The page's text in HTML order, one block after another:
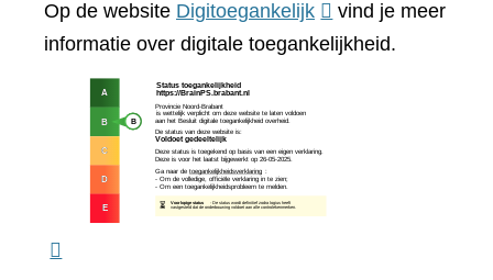
website)
Op de website Digitoegankelijk(verwijst
naar
vind je meer
informatie over digitale toegankelijkheid.